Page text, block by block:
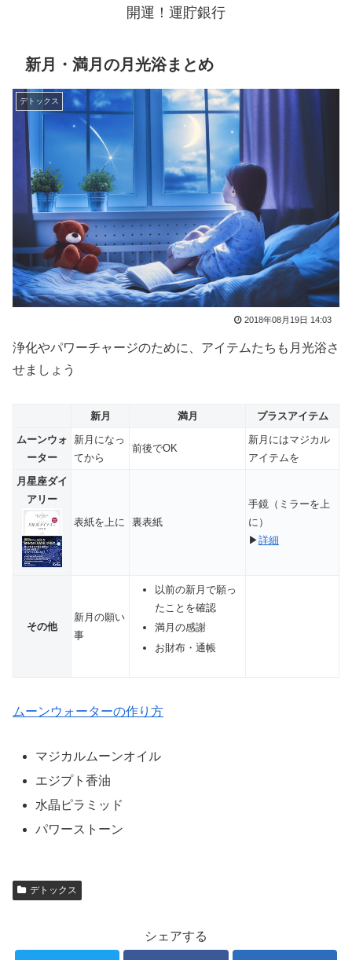
開運！運貯銀行
新月・満月の月光浴まとめ
デトックス
2018年08月19日 14:03
浄化やパワーチャージのために、アイテムたちも月光浴さ
せましょう
新月 満月
プラスアイテム
ムーンウォ
ーター
新月になっ
てから
前後でOK
新月にはマジカル
アイテムを
月星座ダイ
アリー
表紙を上に
裏表紙
手鏡（ミラーを上
に）
▶詳細
その他
新月の願い
事
以前の新月で願っ
たことを確認
満月の感謝
お財布・通帳
ムーンウォーターの作り方
マジカルムーンオイル
エジプト香油
水晶ピラミッド
パワーストーン
デトックス
シェアする